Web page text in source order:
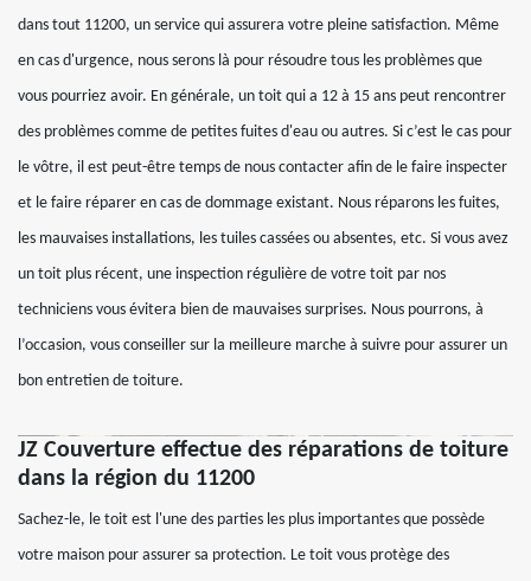
dans tout 11200, un service qui assurera votre pleine satisfaction. Même
en cas d'urgence, nous serons là pour résoudre tous les problèmes que
vous pourriez avoir. En générale, un toit qui a 12 à 15 ans peut rencontrer
des problèmes comme de petites fuites d'eau ou autres. Si c’est le cas pour
le vôtre, il est peut-être temps de nous contacter afin de le faire inspecter
et le faire réparer en cas de dommage existant. Nous réparons les fuites,
les mauvaises installations, les tuiles cassées ou absentes, etc. Si vous avez
un toit plus récent, une inspection régulière de votre toit par nos
techniciens vous évitera bien de mauvaises surprises. Nous pourrons, à
l’occasion, vous conseiller sur la meilleure marche à suivre pour assurer un
bon entretien de toiture.
JZ Couverture effectue des réparations de toiture
dans la région du 11200
Sachez-le, le toit est l'une des parties les plus importantes que possède
votre maison pour assurer sa protection. Le toit vous protège des